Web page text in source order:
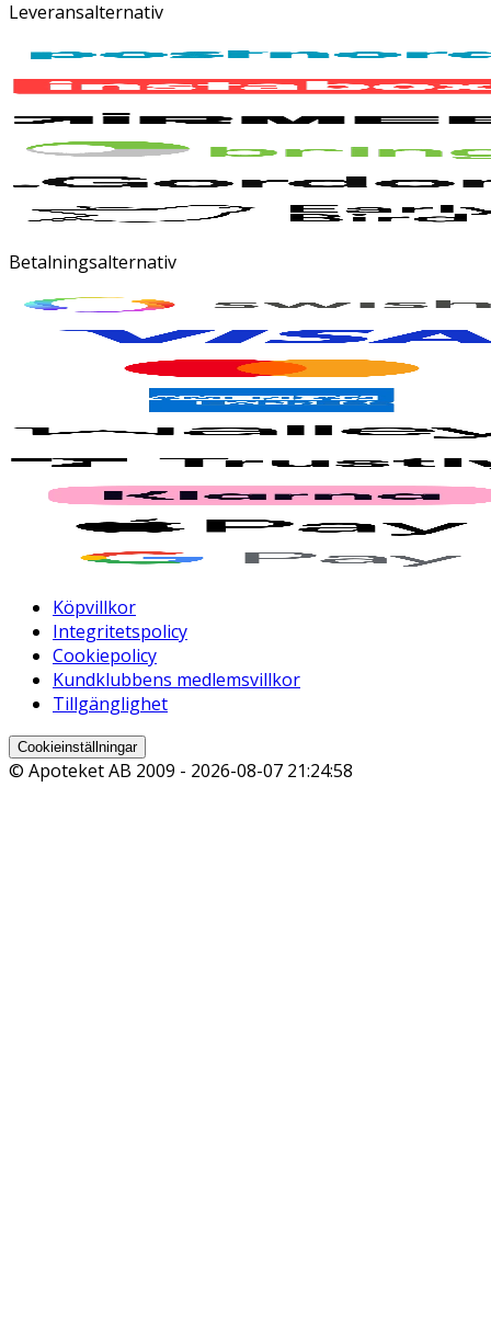
Leveransalternativ
Betalningsalternativ
Köpvillkor
Integritetspolicy
Cookiepolicy
Kundklubbens medlemsvillkor
Tillgänglighet
Cookieinställningar
© Apoteket AB 2009 - 2026-08-07 21:24:58